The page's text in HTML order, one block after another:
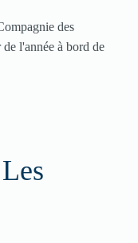
des
l'année à bord de